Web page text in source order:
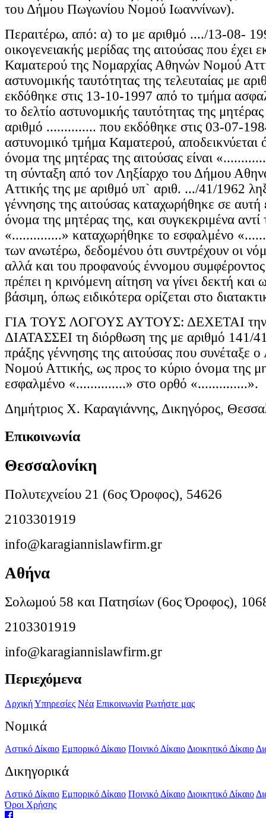
του Δήμου Πωγωνίου Νομού Ιωαννίνων).
Περαιτέρω, από: α) τo με αριθμό ..../13-08-
οικογενειακής μερίδας της αιτούσας που έχει
Καματερού της Νομαρχίας Αθηνών Νομού
αστυνομικής ταυτότητας της τελευταίας με
εκδόθηκε στις 13-10-1997 από το τμήμα
το δελτίο αστυνομικής ταυτότητας της
αριθμό .............. που εκδόθηκε στις 03-07-
αστυνομικό τμήμα Καματερού, αποδεικνύεται
όνομα της μητέρας της αιτούσας είναι
τη σύνταξη από τον Ληξίαρχο του Δήμου
Αττικής της με αριθμό υπ` αριθ. .../41/1962
γέννησης της αιτούσας καταχωρήθηκε σε
όνομα της μητέρας της, και συγκεκριμένα
«..............» καταχωρήθηκε το εσφαλμένο
των ανωτέρω, δεδομένου ότι συντρέχουν οι
αλλά και του προφανούς έννομου συμφέροντος
πρέπει η κρινόμενη αίτηση να γίνει δεκτή και
βάσιμη, όπως ειδικότερα ορίζεται στο
ΓΙΑ ΤΟΥΣ ΛΟΓΟΥΣ ΑΥΤΟΥΣ: ΔΕΧΕΤΑΙ την
ΔΙΑΤΑΣΣΕΙ τη διόρθωση της με αριθμό 141/
πράξης γέννησης της αιτούσας που συνέταξε
Νομού Αττικής, ως προς το κύριο όνομα της
εσφαλμένο «..............» στο ορθό «..............».
Δημήτριος Χ. Καραγιάννης, Δικηγόρος,
Επικοινωνία
Θεσσαλονίκη
Πολυτεχνείου 21 (6ος Όροφος), 54626
2103301919
info@karagiannislawfirm.gr
Αθήνα
Σολωμού 58 και Πατησίων (6ος Όροφος),
2103301919
info@karagiannislawfirm.gr
Περιεχόμενα
ΑρχικήΥπηρεσίες Νέα Επικοινωνία Ρωτήστε μας
Νομικά
Αστικό Δίκαιο Εμπορικό Δίκαιο Ποινικό Δίκαιο Διοικητικό Δίκαιο
Δικηγορικά
Αστικό Δίκαιο Εμπορικό Δίκαιο Ποινικό Δίκαιο Διοικητικό Δίκαιο
Όροι Χρήσης